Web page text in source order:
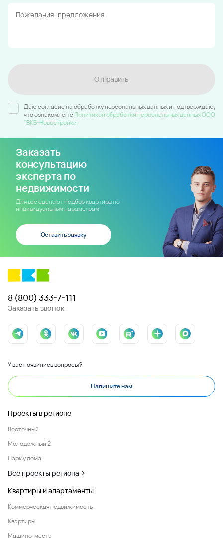
Отправить
Даю согласие на обработку персональных данных и подтверждаю,
что ознакомлен c Политикой обработки персональных данных ООО
"ВКБ-Новостройки
Заказать
консультацию
эксперта по
недвижимости
Для вас сделают подбор квартиры по
индивидуальным параметрам
Оставить заявку
8 (800) 333-7-111
Заказать звонок
У вас появились вопросы?
Напишите нам
Проекты в регионе
Восточный
Молодежный 2
Парк у дома
Все проекты региона
Квартиры и апартаменты
Коммерческая недвижимость
Квартиры
Машино-места